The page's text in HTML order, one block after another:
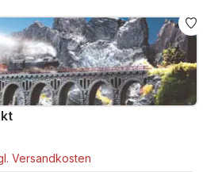
Versandkosten